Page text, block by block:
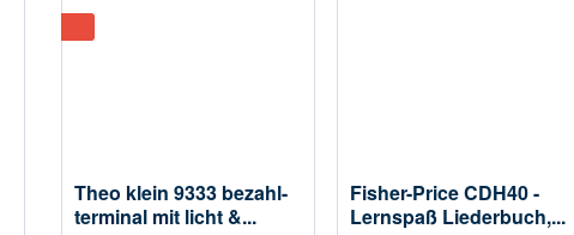
Theo klein 9333 bezahl-
terminal mit licht &...
Fisher-Price CDH40 -
Lernspaß Liederbuch,...